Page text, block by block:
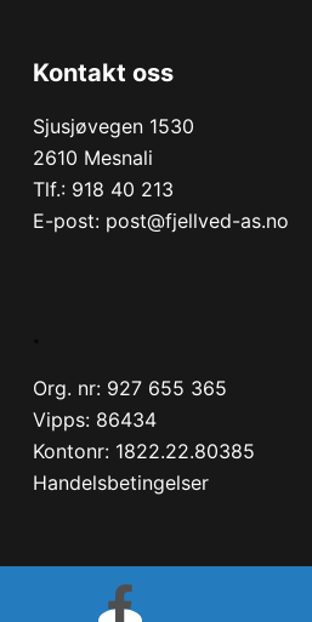
Kontakt oss
Sjusjøvegen 1530
2610 Mesnali
Tlf.: 918 40 213
E-post: post@fjellved-as.no
.
Org. nr: 927 655 365
Vipps: 86434
Kontonr: 1822.22.80385
Handelsbetingelser